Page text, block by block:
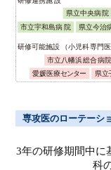
専攻医のローテーシ
3年の研修期間中に
科